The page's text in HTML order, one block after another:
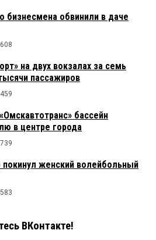
бизнесмена обвинили в даче
608
на двух вокзалах за семь
пассажиров
459
бассейн
в центре города
739
женский волейбольный
583
ВКонтакте!